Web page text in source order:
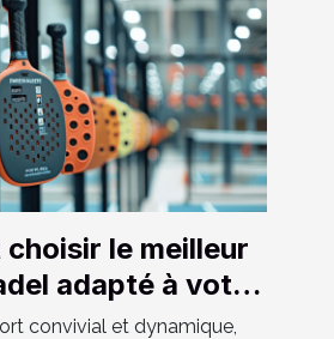
le meilleur
adapté à votre
convivial et dynamique,